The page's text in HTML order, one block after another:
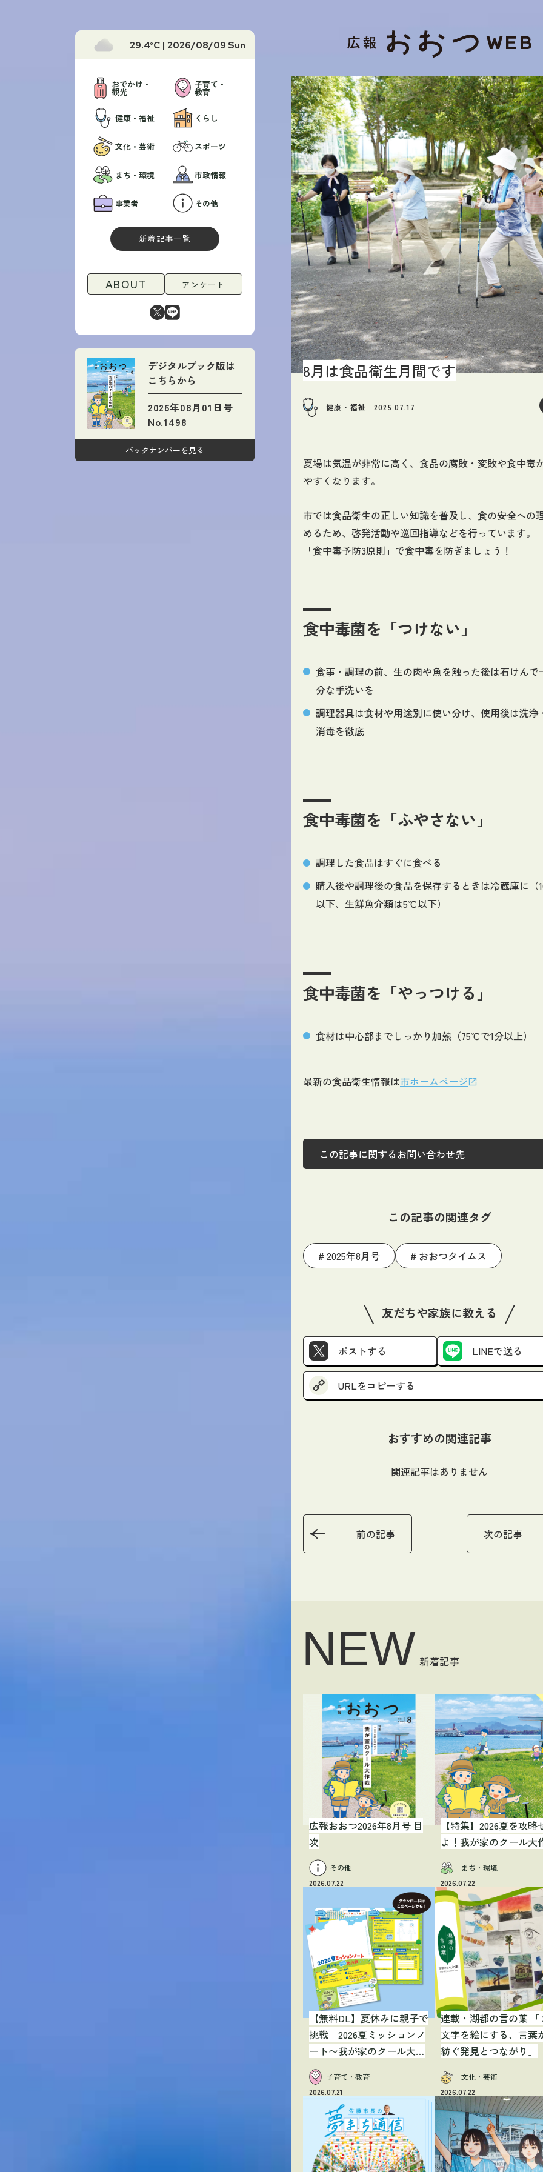
29.4°C | 2026/08/09 Sun
おでかけ・
観光
子育て・
教育
健康・福祉 くらし
文化・芸術 スポーツ
まち・環境 市政情報
事業者 その他
新着記事一覧
ABOUT アンケート
デジタルブック版は
こちらから
2026年08月01日号
No.1498
バックナンバーを見る
8月は食品衛生月間です
健康・福祉 2025.07.17
夏場は気温が非常に高く、食品の腐敗・変敗や食中毒
やすくなります。
市では食品衛生の正しい知識を普及し、食の安全への
めるため、啓発活動や巡回指導などを行っています。
「食中毒予防3原則」で食中毒を防ぎましょう！
食中毒菌を「つけない」
食事・調理の前、生の肉や魚を触った後は石けんで
分な手洗いを
調理器具は食材や用途別に使い分け、使用後は洗浄
消毒を徹底
食中毒菌を「ふやさない」
調理した食品はすぐに食べる
購入後や調理後の食品を保存するときは冷蔵庫に
以下、生鮮魚介類は5℃以下）
食中毒菌を「やっつける」
食材は中心部までしっかり加熱（75℃で1分以上）
最新の食品衛生情報は市ホームページ
この記事に関するお問い合わせ先
この記事の関連タグ
2025年8月号 おおつタイムス
友だちや家族に教える
ポストする LINEで送る
URLをコピーする
おすすめの関連記事
関連記事はありません
前の記事 次の記事
NEW 新着記事
広報おおつ2026年8月号 目
次
その他
2026.07.22
【特集】2026夏を攻略
よ！我が家のクール大
まち・環境
2026.07.22
【無料DL】夏休みに親子で
挑戦「2026夏ミッションノ
ート〜我が家のクール大作
戦〜」
子育て・教育
2026.07.21
連載・湖都の言の葉 「
文字を絵にする、言葉
紡ぐ発見とつながり」
文化・芸術
2026.07.22